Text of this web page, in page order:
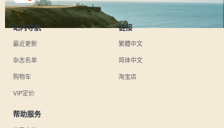
站内导航
最近更新
杂志名单
购物车
VIP定价
链接
繁體中文
简体中文
淘宝店
帮助服务